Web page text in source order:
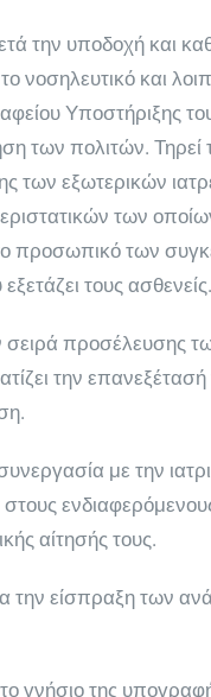
την υποδοχή και
νοσηλευτικό και
Υποστήριξης
των πολιτών. Τηρεί
των εξωτερικών
των
προσωπικό των
τους ασθενείς.
σειρά προσέλευσης
την επανεξέτασή
με την
στους
αίτησής τους.
την είσπραξη των
γνήσιο της